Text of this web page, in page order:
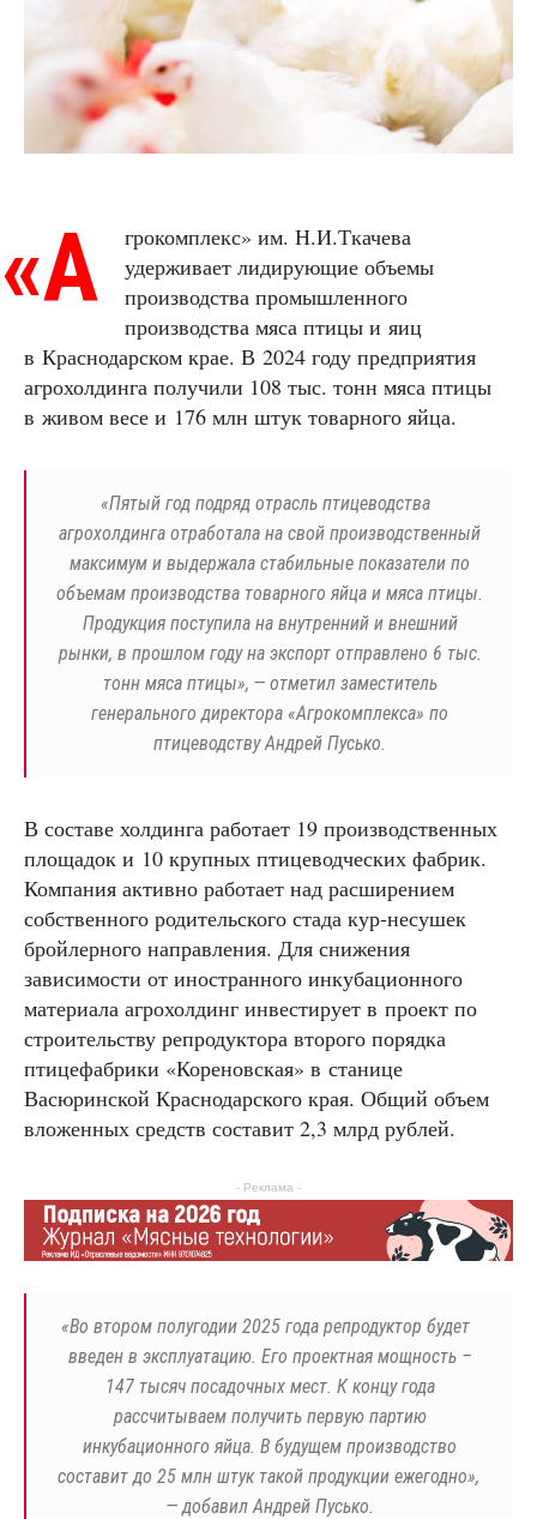
«А
грокомплекс» им. Н.И.Ткачева
удерживает лидирующие объемы
производства промышленного
производства мяса птицы и яиц
в Краснодарском крае. В 2024 году предприятия
агрохолдинга получили 108 тыс. тонн мяса птицы
в живом весе и 176 млн штук товарного яйца.
«Пятый год подряд отрасль птицеводства
агрохолдинга отработала на свой производственный
максимум и выдержала стабильные показатели по
объемам производства товарного яйца и мяса птицы.
Продукция поступила на внутренний и внешний
рынки, в прошлом году на экспорт отправлено 6 тыс.
тонн мяса птицы», — отметил заместитель
генерального директора «Агрокомплекса» по
птицеводству Андрей Пусько.
В составе холдинга работает 19 производственных
площадок и 10 крупных птицеводческих фабрик.
Компания активно работает над расширением
собственного родительского стада кур-несушек
бройлерного направления. Для снижения
зависимости от иностранного инкубационного
материала агрохолдинг инвестирует в проект по
строительству репродуктора второго порядка
птицефабрики «Кореновская» в станице
Васюринской Краснодарского края. Общий объем
вложенных средств составит 2,3 млрд рублей.
- Реклама -
«Во втором полугодии 2025 года репродуктор будет
введен в эксплуатацию. Его проектная мощность –
147 тысяч посадочных мест. К концу года
рассчитываем получить первую партию
инкубационного яйца. В будущем производство
составит до 25 млн штук такой продукции ежегодно»,
— добавил Андрей Пусько.